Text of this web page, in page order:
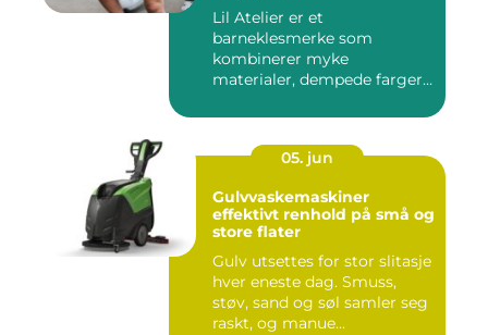
Lil Atelier er et
barneklesmerke som
kombinerer myke
materialer, dempede farger
05. jun
Gulvvaskemaskiner
effektivt renhold på små og
store flater
Gulv utsettes for stor slitasje
hver eneste dag. Smuss,
støv, sand og søl samler seg
raskt, og manue...